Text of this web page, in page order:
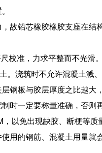
故铅芯橡胶橡胶支座在结
校准，力求平整而不光滑
。浇筑时不允许混凝土溅
钢板与胶层厚度之比越大
时一定要称量准确，否则
以免出现缺胶、断梗等质
用的钢筋、混凝土用量就